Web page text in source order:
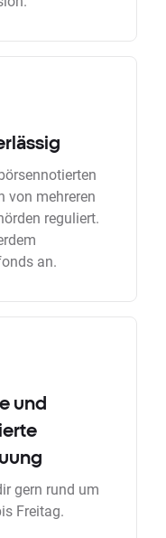
von mehreren
reguliert.
an.
und
gern rund um
Freitag.